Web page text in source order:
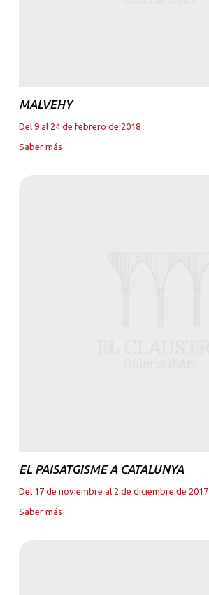
MALVEHY
Del 9 al 24 de febrero de 2018
Saber más
EL PAISATGISME A CATALUNYA
Del 17 de noviembre al 2 de diciembre de 2017
Saber más